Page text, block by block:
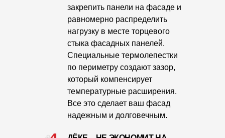
закрепить панели на фасаде и
равномерно распределить
нагрузку в месте торцевого
стыка фасадных панелей.
Специальные термолепестки
по периметру создают зазор,
который компенсирует
температурные расширения.
Все это сделает ваш фасад
надежным и долговечным.